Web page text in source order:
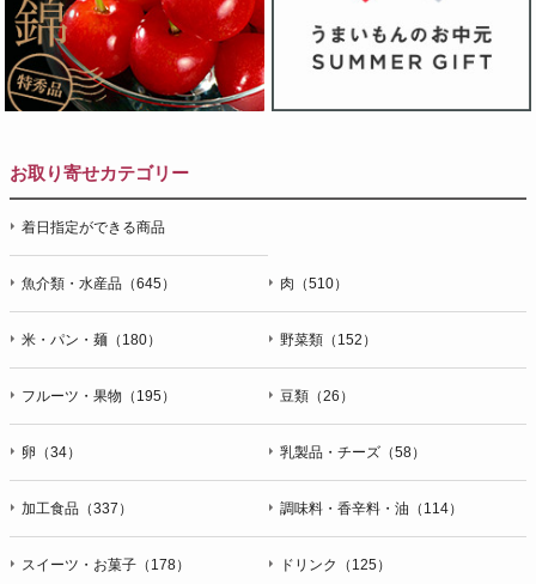
お取り寄せカテゴリー
着日指定ができる商品
魚介類・水産品（645） 肉（510）
米・パン・麺（180） 野菜類（152）
フルーツ・果物（195） 豆類（26）
卵（34） 乳製品・チーズ（58）
加工食品（337） 調味料・香辛料・油（114）
スイーツ・お菓子（178） ドリンク（125）